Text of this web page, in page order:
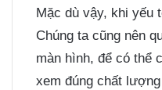
Mặc dù vậy, khi yếu
Chúng ta cũng nên
màn hình, để có thể
xem đúng chất